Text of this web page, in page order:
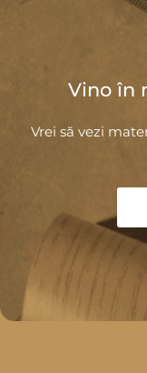
Vino în
Vrei să vezi